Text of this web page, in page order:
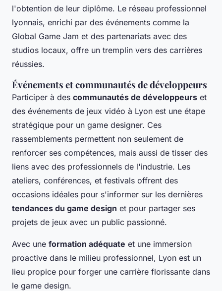
l'obtention de leur diplôme. Le réseau professionnel
lyonnais, enrichi par des événements comme la
Global Game Jam et des partenariats avec des
studios locaux, offre un tremplin vers des carrières
réussies.
Événements et communautés de développeurs
Participer à des communautés de développeurs et
des événements de jeux vidéo à Lyon est une étape
stratégique pour un game designer. Ces
rassemblements permettent non seulement de
renforcer ses compétences, mais aussi de tisser des
liens avec des professionnels de l'industrie. Les
ateliers, conférences, et festivals offrent des
occasions idéales pour s'informer sur les dernières
tendances du game design et pour partager ses
projets de jeux avec un public passionné.
Avec une formation adéquate et une immersion
proactive dans le milieu professionnel, Lyon est un
lieu propice pour forger une carrière florissante dans
le game design.